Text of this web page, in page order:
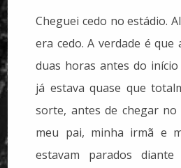
Cheguei cedo no estádio.
era cedo. A verdade é que
duas horas antes do
já estava quase que
sorte, antes de chegar no
meu pai, minha irmã e
estavam parados